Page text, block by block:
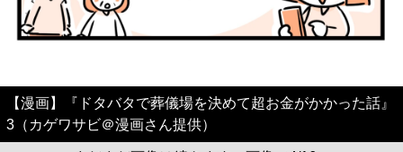
【漫画】『ドタバタで葬儀場を決めて超お金がかかった話』
3（カゲワサビ＠漫画さん提供）
↓ スクロールで次の写真 ↓